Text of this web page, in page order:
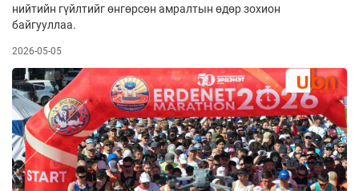
нийтийн гүйлтийг өнгөрсөн амралтын өдөр зохион
байгууллаа.
2026-05-05